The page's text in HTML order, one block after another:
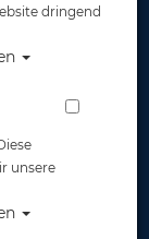
dringend
unsere